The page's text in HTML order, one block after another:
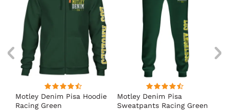
Motley Denim Pisa Hoodie
Racing Green
Motley Denim Pisa
Sweatpants Racing Green